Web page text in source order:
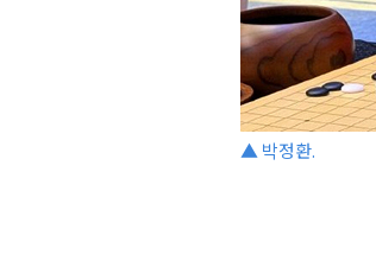
▲ 박정환.